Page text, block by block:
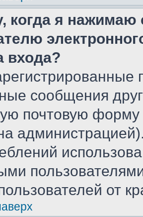
когда я нажимаю
входа?
сообщения
почтовую
от